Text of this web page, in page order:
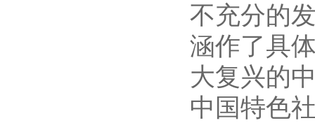
不充分的
涵作了具
大复兴的
中国特色